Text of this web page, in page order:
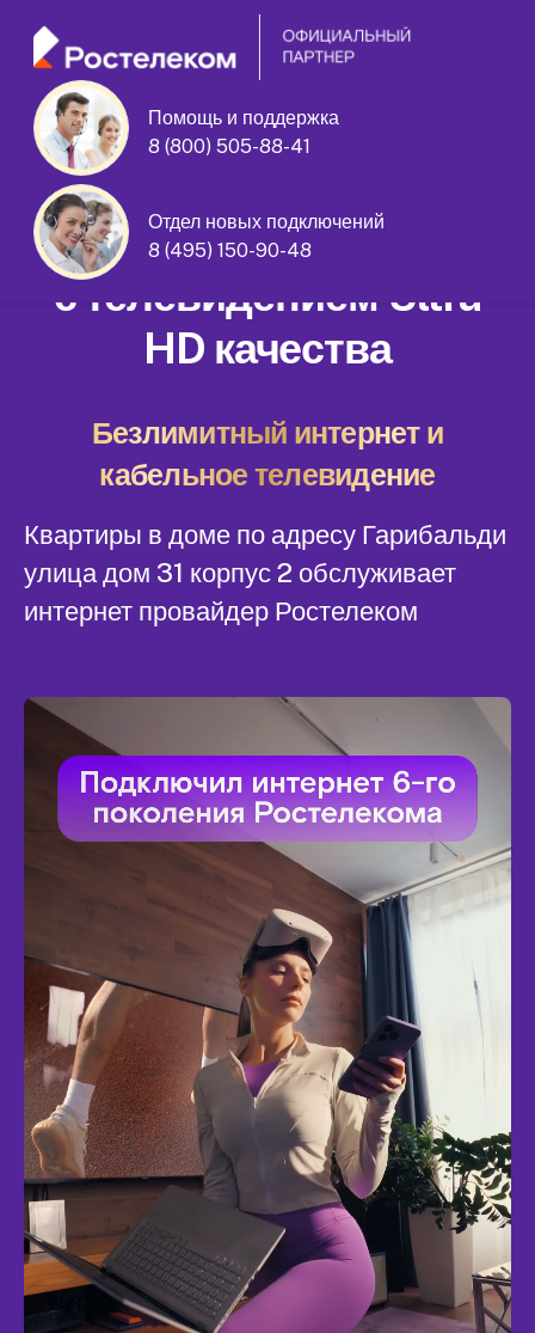
Помощь и поддержка
8 (800) 505-88-41
Отдел новых подключений
8 (495) 150-90-48
Гарибальди улица дом 31 корпус 2
Домашний интернет
с телевидением Ultra
HD качества
Безлимитный интернет и
кабельное телевидение
Квартиры в доме по адресу Гарибальди
улица дом 31 корпус 2 обслуживает
интернет провайдер Ростелеком